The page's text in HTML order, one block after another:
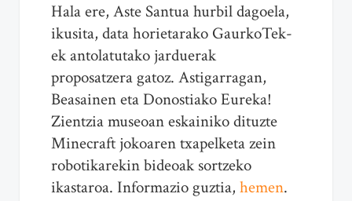
Hala ere, Aste Santua hurbil dagoela,
ikusita, data horietarako GaurkoTek-
ek antolatutako jarduerak
proposatzera gatoz. Astigarragan,
Beasainen eta Donostiako Eureka!
Zientzia museoan eskainiko dituzte
Minecraft jokoaren txapelketa zein
robotikarekin bideoak sortzeko
ikastaroa. Informazio guztia, hemen.